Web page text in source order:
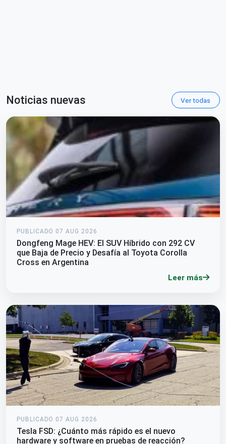
Noticias nuevas Ver todas
PUBLICADO 07 AUG 2026
Dongfeng Mage HEV: El SUV Híbrido con 292 CV
que Baja de Precio y Desafía al Toyota Corolla
Cross en Argentina
Leer más
PUBLICADO 07 AUG 2026
Tesla FSD: ¿Cuánto más rápido es el nuevo
hardware y software en pruebas de reacción?